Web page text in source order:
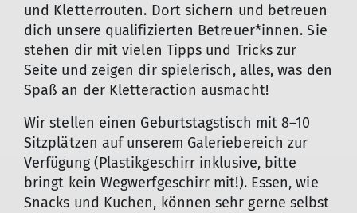
und Kletterrouten. Dort sichern und betreuen
dich unsere qualifizierten Betreuer*innen. Sie
stehen dir mit vielen Tipps und Tricks zur
Seite und zeigen dir spielerisch, alles, was den
Spaß an der Kletteraction ausmacht!
Wir stellen einen Geburtstagstisch mit 8–10
Sitzplätzen auf unserem Galeriebereich zur
Verfügung (Plastikgeschirr inklusive, bitte
bringt kein Wegwerfgeschirr mit!). Essen, wie
Snacks und Kuchen, können sehr gerne selbst